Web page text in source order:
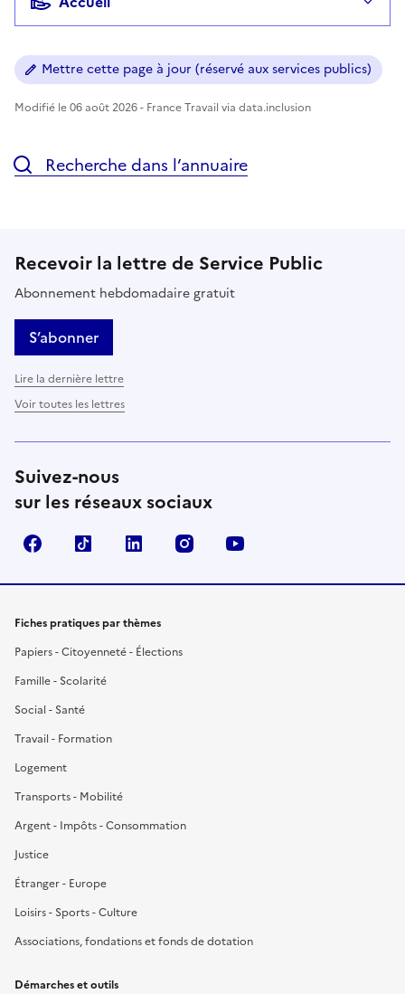
Mettre cette page à jour (réservé aux services publics)
Modifié le 06 août 2026 - France Travail via data.inclusion
Recherche dans l’annuaire
Recevoir la lettre de Service Public
Abonnement hebdomadaire gratuit
S’abonner
Lire la dernière lettre
Voir toutes les lettres
Suivez-nous
sur les réseaux sociaux
FacebookTikTok LinkedIn Instagram
Fiches pratiques par thèmes
Papiers - Citoyenneté - Élections
Famille - Scolarité
Social - Santé
Travail - Formation
Logement
Transports - Mobilité
Argent - Impôts - Consommation
Justice
Étranger - Europe
Loisirs - Sports - Culture
Associations, fondations et fonds de dotation
Démarches et outils